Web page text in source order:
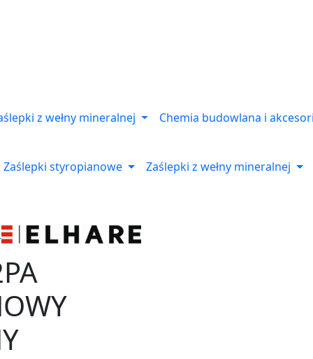
z wełny mineralnej Chemia budowlana i
Zaślepki styropianowe Zaślepki z wełny mineralnej